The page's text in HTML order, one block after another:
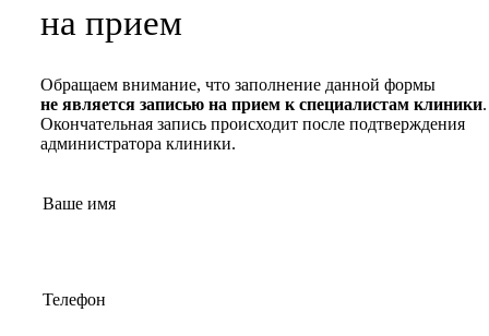
на прием
Обращаем внимание, что заполнение данной формы
не является записью на прием к специалистам клиники.
Окончательная запись происходит после подтверждения
администратора клиники.